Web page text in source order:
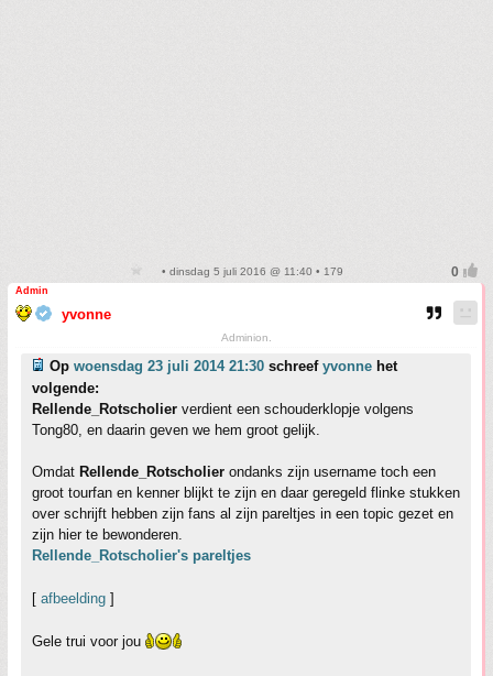
• dinsdag 5 juli 2016 @ 11:40 • 179
Admin
yvonne
Adminion.
Op woensdag 23 juli 2014 21:30 schreef yvonne het
volgende:
Rellende_Rotscholier verdient een schouderklopje volgens
Tong80, en daarin geven we hem groot gelijk.
Omdat Rellende_Rotscholier ondanks zijn username toch een
groot tourfan en kenner blijkt te zijn en daar geregeld flinke stukken
over schrijft hebben zijn fans al zijn pareltjes in een topic gezet en
zijn hier te bewonderen.
Rellende_Rotscholier's pareltjes
[ afbeelding ]
Gele trui voor jou